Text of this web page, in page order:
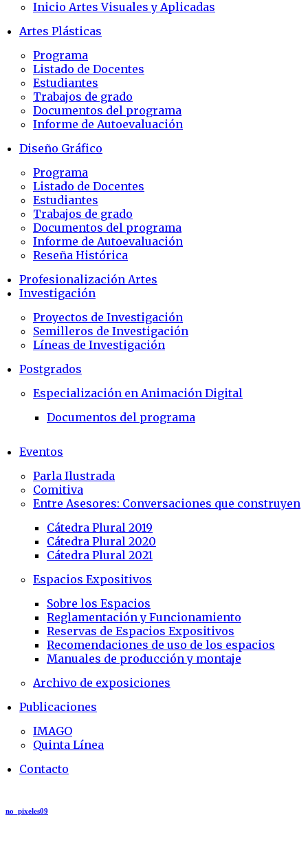
Inicio Artes Visuales y Aplicadas
Artes Plásticas
Programa
Listado de Docentes
Estudiantes
Trabajos de grado
Documentos del programa
Informe de Autoevaluación
Diseño Gráfico
Programa
Listado de Docentes
Estudiantes
Trabajos de grado
Documentos del programa
Informe de Autoevaluación
Reseña Histórica
Profesionalización Artes
Investigación
Proyectos de Investigación
Semilleros de Investigación
Líneas de Investigación
Postgrados
Especialización en Animación Digital
Documentos del programa
Eventos
Parla Ilustrada
Comitiva
Entre Asesores: Conversaciones que construyen
Cátedra Plural 2019
Cátedra Plural 2020
Cátedra Plural 2021
Espacios Expositivos
Sobre los Espacios
Reglamentación y Funcionamiento
Reservas de Espacios Expositivos
Recomendaciones de uso de los espacios
Manuales de producción y montaje
Archivo de exposiciones
Publicaciones
IMAGO
Quinta Línea
Contacto
no_pixeles09